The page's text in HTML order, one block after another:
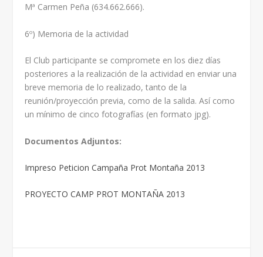
Mª Carmen Peña (634.662.666).
6º) Memoria de la actividad
El Club participante se compromete en los diez días
posteriores a la realización de la actividad en enviar una
breve memoria de lo realizado, tanto de la
reunión/proyección previa, como de la salida. Así como
un mínimo de cinco fotografías (en formato jpg).
Documentos Adjuntos:
Impreso Peticion Campaña Prot Montaña 2013
PROYECTO CAMP PROT MONTAÑA 2013